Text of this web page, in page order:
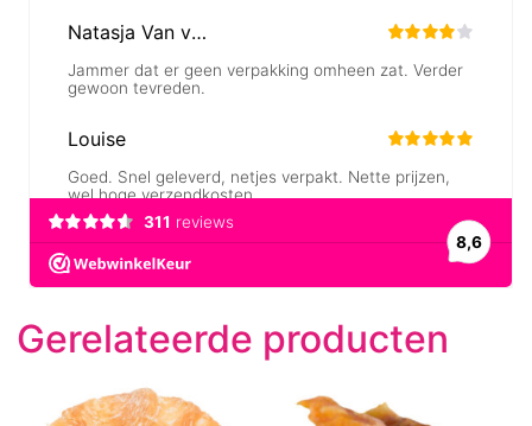
Gerelateerde producten